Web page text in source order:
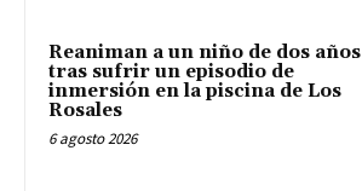
Reaniman a un niño de dos años
tras sufrir un episodio de
inmersión en la piscina de Los
Rosales
6 agosto 2026